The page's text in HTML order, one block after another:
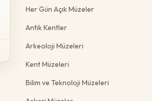
Her Gün Açık Müzeler
Antik Kentler
Arkeoloji Müzeleri
Kent Müzeleri
Bilim ve Teknoloji Müzeleri